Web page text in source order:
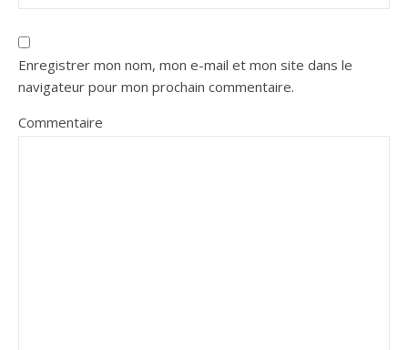
Enregistrer mon nom, mon e-mail et mon site dans le
navigateur pour mon prochain commentaire.
Commentaire